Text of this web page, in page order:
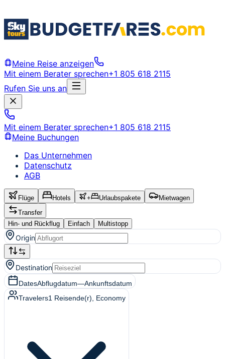
Meine Reise anzeigen
Mit einem Berater sprechen+1 805 618 2115
Rufen Sie uns an
Mit einem Berater sprechen+1 805 618 2115
Meine Buchungen
Das Unternehmen
Datenschutz
AGB
Flüge Hotels + Urlaubspakete
Mietwagen
Transfer
Hin- und Rückflug
Einfach Multistopp
Origin
Destination
DatesAbflugdatum—Ankunftsdatum
Travelers1 Reisende(r) , Economy